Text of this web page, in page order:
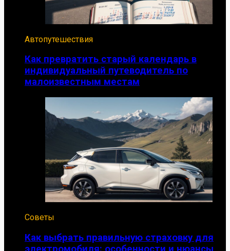
Автопутешествия
Как превратить старый календарь в
индивидуальный путеводитель по
малоизвестным местам
Советы
Как выбрать правильную страховку для